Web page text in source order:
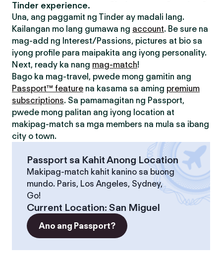
Tinder experience.
Una, ang paggamit ng Tinder ay madali lang.
Kailangan mo lang gumawa ng account. Be sure na
mag-add ng Interest/Passions, pictures at bio sa
iyong profile para maipakita ang iyong personality.
Next, ready ka nang mag-match!
Bago ka mag-travel, pwede mong gamitin ang
Passport™ feature na kasama sa aming premium
subscriptions. Sa pamamagitan ng Passport,
pwede mong palitan ang iyong location at
makipag-match sa mga members na mula sa ibang
city o town.
Passport sa Kahit Anong Location
Makipag-match kahit kanino sa buong
mundo. Paris, Los Angeles, Sydney,
Go!
Current Location: San Miguel
Ano ang Passport?